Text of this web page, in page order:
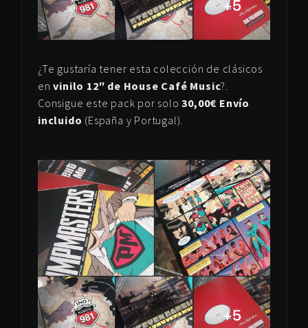
¿Te gustaría tener esta colección de clásicos
envinilo 12″ de House Café Music?.
Consigue este pack por solo 30,00€ Envío
incluido (España y Portugal).